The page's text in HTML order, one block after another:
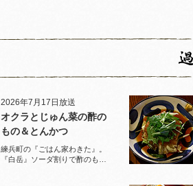
2026年7月17日放送
オクラとじゅん菜の酢の
もの＆とんかつ
練兵町の『ごはん家わきた』。
『白岳』ソーダ割りで酢のもの